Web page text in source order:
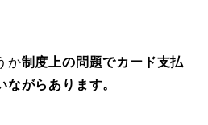
か制度上の問題でカード支払
がらあります。